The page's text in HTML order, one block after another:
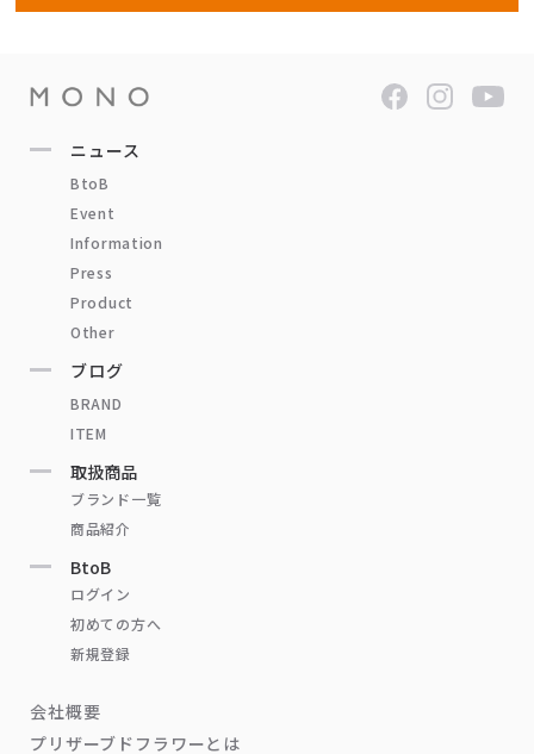
ニュース
BtoB
Event
Information
Press
Product
Other
ブログ
BRAND
ITEM
取扱商品
ブランド一覧
商品紹介
BtoB
ログイン
初めての方へ
新規登録
会社概要
プリザーブドフラワーとは